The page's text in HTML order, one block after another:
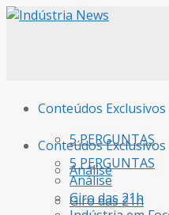
Conteúdos Exclusivos
5 PERGUNTAS
Análise
Giro das 21h
Conteúdos Exclusivos
5 PERGUNTAS
Análise
Giro das 21h